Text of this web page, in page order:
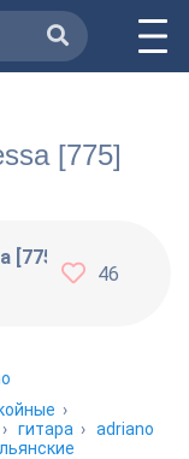
[775]
[775]
46
›
›гитара ›adriano